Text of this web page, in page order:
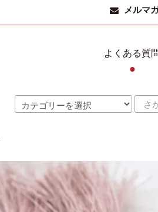
メルマ
よくある質
●